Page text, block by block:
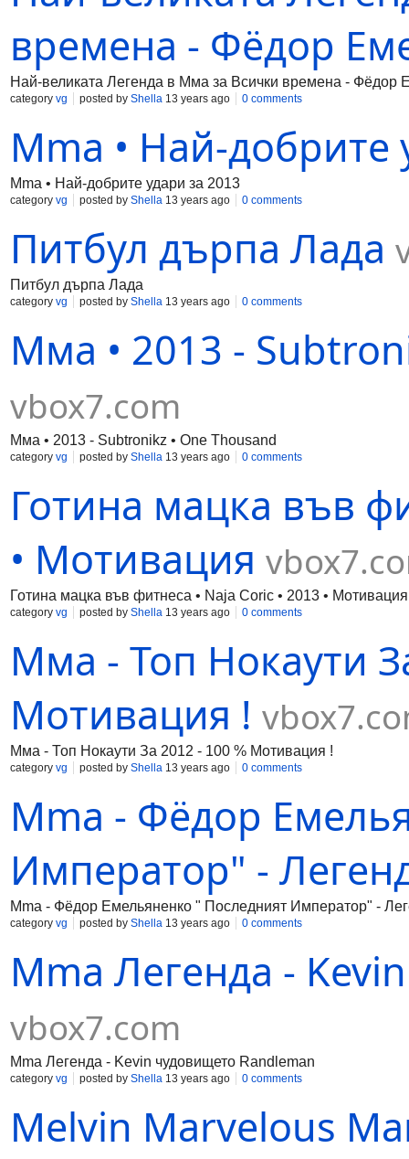
времена - Фёдор
Най-великата Легенда в Мма за Всички времена - Фёдор
category vg posted by Shella 13 years ago 0 comments
Mma • Най-добрите
Mma • Най-добрите удари за 2013
category vg posted by Shella 13 years ago 0 comments
Питбул дърпа Лада
Питбул дърпа Лада
category vg posted by Shella 13 years ago 0 comments
Мма • 2013 -
vbox7.com
Мма • 2013 - Subtronikz • One Thousand
category vg posted by Shella 13 years ago 0 comments
Готина мацка във
• Мотивация
Готина мацка във фитнеса • Naja Coric • 2013 • Мотивация
category vg posted by Shella 13 years ago 0 comments
Мма - Топ Нокаути
Мотивация !
Мма - Топ Нокаути За 2012 - 100 % Мотивация !
category vg posted by Shella 13 years ago 0 comments
Mma - Фёдор
Император" -
Mma - Фёдор Емельяненко " Последният Император" -
category vg posted by Shella 13 years ago 0 comments
Mma Легенда -
vbox7.com
Mma Легенда - Kevin чудовището Randleman
category vg posted by Shella 13 years ago 0 comments
Melvin Marvelous